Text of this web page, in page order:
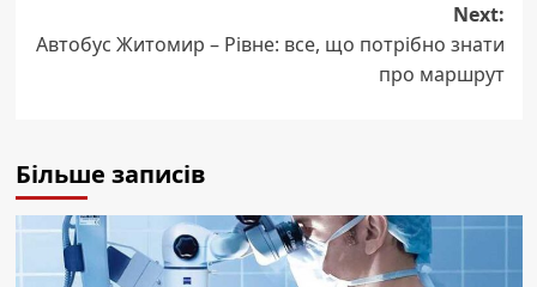
Next:
Автобус Житомир – Рівне: все, що потрібно знати
про маршрут
Більше записів